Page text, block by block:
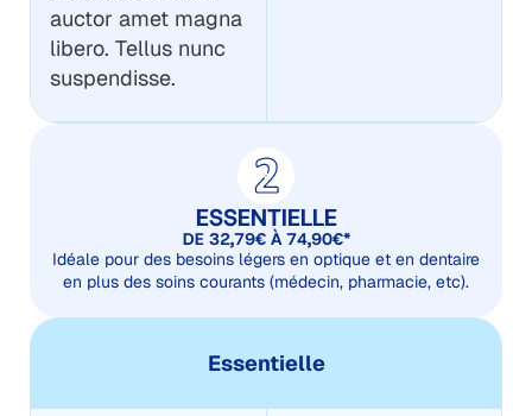
auctor amet magna
libero. Tellus nunc
suspendisse.
ESSENTIELLE
DE 32,79€ À 74,90€*
Idéale pour des besoins légers en optique et en dentaire
en plus des soins courants (médecin, pharmacie, etc).
Essentielle